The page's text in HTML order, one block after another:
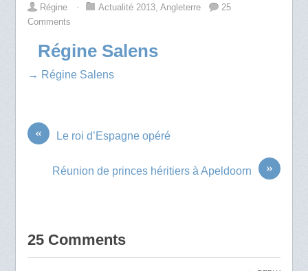
Régine ⋅ Actualité 2013, Angleterre
25
Comments
Régine Salens
→ Régine Salens
« Le roi d’Espagne opéré
»
Réunion de princes héritiers à Apeldoorn
25 Comments